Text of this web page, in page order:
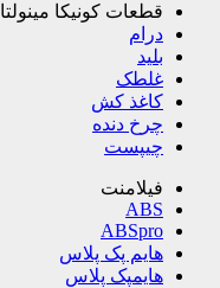
قطعات کونیکا مینولتا
درام
بلید
غلطک
کاغذ کش
چرخ دنده
چیپست
فیلامنت
ABS
ABSpro
هایم پک پلاس
هایمپک پلاس